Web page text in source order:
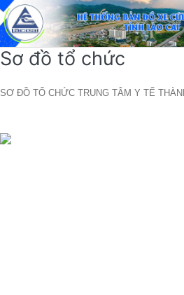
Sơ đồ tổ chức
SƠ ĐỒ TỔ CHỨC TRUNG TÂM Y TẾ